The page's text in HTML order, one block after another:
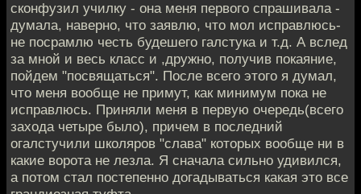
сконфузил училку - она меня первого спрашивала -
думала, наверно, что заявлю, что мол исправлюсь-
не посрамлю честь будешего галстука и т.д. А вслед
за мной и весь класс и ,дружно, получив покаяние,
пойдем "посвящаться". После всего этого я думал,
что меня вообще не примут, как минимум пока не
исправлюсь. Приняли меня в первую очередь(всего
захода четыре было), причем в последний
огалстучили школяров "слава" которых вообще ни в
какие ворота не лезла. Я сначала сильно удивился,
а потом стал постепенно догадываться какая это все